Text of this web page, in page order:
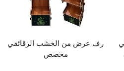
رف عرض من الخشب الرقائقي
مخصص